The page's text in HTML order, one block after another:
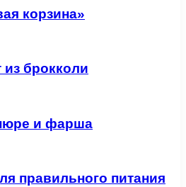
корзина»
из брокколи
и фарша
правильного питания